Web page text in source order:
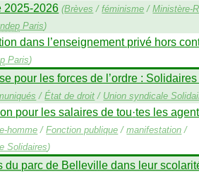
2025-2026 (Brèves /féminisme /Ministère-
Paris)
dans l’enseignement privé hors
Paris)
pour les forces de l’ordre :
/État de droit / Union syndicale
pour les salaires de tou·tes les agent
homme /Fonction publique /manifestation /
Solidaires)
du parc de Belleville dans leur